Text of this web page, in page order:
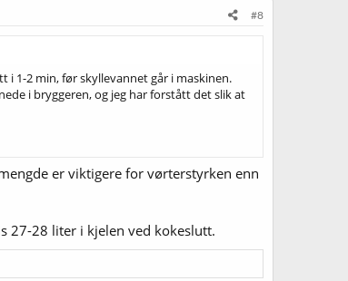
#8
i 1-2 min, før skyllevannet går i maskinen.
i bryggeren, og jeg har forstått det slik at
er viktigere for vørterstyrken enn
27-28 liter i kjelen ved kokeslutt.